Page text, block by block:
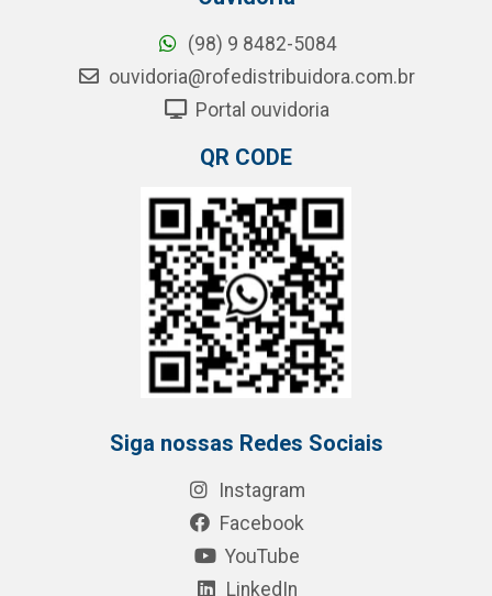
(98) 9 8482-5084
ouvidoria@rofedistribuidora.com.br
Portal ouvidoria
QR CODE
Siga nossas Redes Sociais
Instagram
Facebook
YouTube
LinkedIn